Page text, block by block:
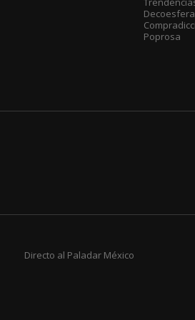
Decoesfera
Poprosa
Directo al Paladar México